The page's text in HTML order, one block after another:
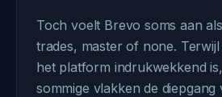
Toch voelt Brevo soms aan
trades, master of none.
het platform indrukwekkend
sommige vlakken de diepgang